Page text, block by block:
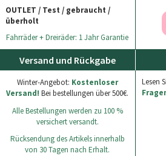
OUTLET / Test / gebraucht /
überholt
Fahrräder + Dreiräder: 1 Jahr Garantie
Versand und Rückgabe
Winter-Angebot: Kostenloser
Versand! Bei bestellungen über 500€.
Alle Bestellungen werden zu 100 %
versichert versandt.
Rücksendung des Artikels innerhalb
von 30 Tagen nach Erhalt.
Lesen